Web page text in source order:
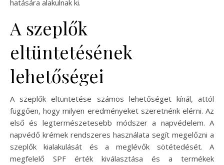
hatására alakulnak ki.
A szeplők
eltüntetésének
lehetőségei
A szeplők eltüntetése számos lehetőséget kínál, attól
függően, hogy milyen eredményeket szeretnénk elérni. Az
első és legtermészetesebb módszer a napvédelem. A
napvédő krémek rendszeres használata segít megelőzni a
szeplők kialakulását és a meglévők sötétedését. A
megfelelő SPF érték kiválasztása és a termékek